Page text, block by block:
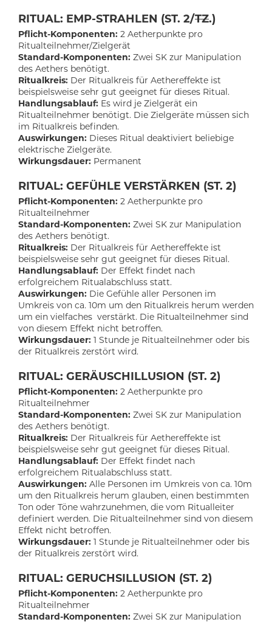
RITUAL: EMP-STRAHLEN (ST. 2/TZ.)
Pflicht-Komponenten: 2 Aetherpunkte pro
Ritualteilnehmer/Zielgerät
Standard-Komponenten: Zwei SK zur Manipulation
des Aethers benötigt.
Ritualkreis: Der Ritualkreis für Aethereffekte ist
beispielsweise sehr gut geeignet für dieses Ritual.
Handlungsablauf: Es wird je Zielgerät ein
Ritualteilnehmer benötigt. Die Zielgeräte müssen sich
im Ritualkreis befinden.
Auswirkungen: Dieses Ritual deaktiviert beliebige
elektrische Zielgeräte.
Wirkungsdauer: Permanent
RITUAL: GEFÜHLE VERSTÄRKEN (ST. 2)
Pflicht-Komponenten: 2 Aetherpunkte pro
Ritualteilnehmer
Standard-Komponenten: Zwei SK zur Manipulation
des Aethers benötigt.
Ritualkreis: Der Ritualkreis für Aethereffekte ist
beispielsweise sehr gut geeignet für dieses Ritual.
Handlungsablauf: Der Effekt findet nach
erfolgreichem Ritualabschluss statt.
Auswirkungen: Die Gefühle aller Personen im
Umkreis von ca. 10m um den Ritualkreis herum werden
um ein vielfaches verstärkt. Die Ritualteilnehmer sind
von diesem Effekt nicht betroffen.
Wirkungsdauer: 1 Stunde je Ritualteilnehmer oder bis
der Ritualkreis zerstört wird.
RITUAL: GERÄUSCHILLUSION (ST. 2)
Pflicht-Komponenten: 2 Aetherpunkte pro
Ritualteilnehmer
Standard-Komponenten: Zwei SK zur Manipulation
des Aethers benötigt.
Ritualkreis: Der Ritualkreis für Aethereffekte ist
beispielsweise sehr gut geeignet für dieses Ritual.
Handlungsablauf: Der Effekt findet nach
erfolgreichem Ritualabschluss statt.
Auswirkungen: Alle Personen im Umkreis von ca. 10m
um den Ritualkreis herum glauben, einen bestimmten
Ton oder Töne wahrzunehmen, die vom Ritualleiter
definiert werden. Die Ritualteilnehmer sind von diesem
Effekt nicht betroffen.
Wirkungsdauer: 1 Stunde je Ritualteilnehmer oder bis
der Ritualkreis zerstört wird.
RITUAL: GERUCHSILLUSION (ST. 2)
Pflicht-Komponenten: 2 Aetherpunkte pro
Ritualteilnehmer
Standard-Komponenten: Zwei SK zur Manipulation